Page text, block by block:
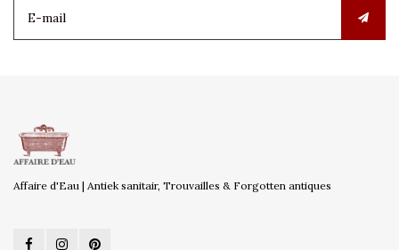
Affaire d'Eau | Antiek sanitair, Trouvailles & Forgotten antiques